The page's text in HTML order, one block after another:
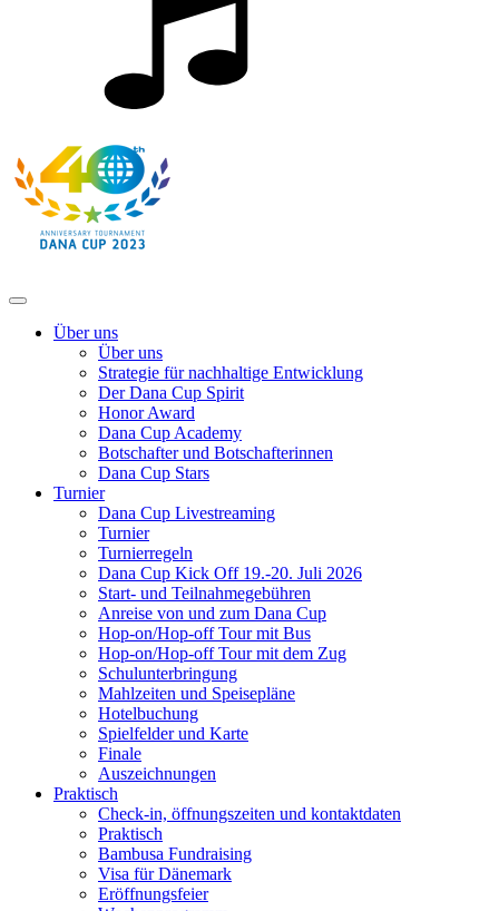
Über uns
Über uns
Strategie für nachhaltige Entwicklung
Der Dana Cup Spirit
Honor Award
Dana Cup Academy
Botschafter und Botschafterinnen
Dana Cup Stars
Turnier
Dana Cup Livestreaming
Turnier
Turnierregeln
Dana Cup Kick Off 19.-20. Juli 2026
Start- und Teilnahmegebühren
Anreise von und zum Dana Cup
Hop-on/Hop-off Tour mit Bus
Hop-on/Hop-off Tour mit dem Zug
Schulunterbringung
Mahlzeiten und Speisepläne
Hotelbuchung
Spielfelder und Karte
Finale
Auszeichnungen
Praktisch
Check-in, öffnungszeiten und kontaktdaten
Praktisch
Bambusa Fundraising
Visa für Dänemark
Eröffnungsfeier